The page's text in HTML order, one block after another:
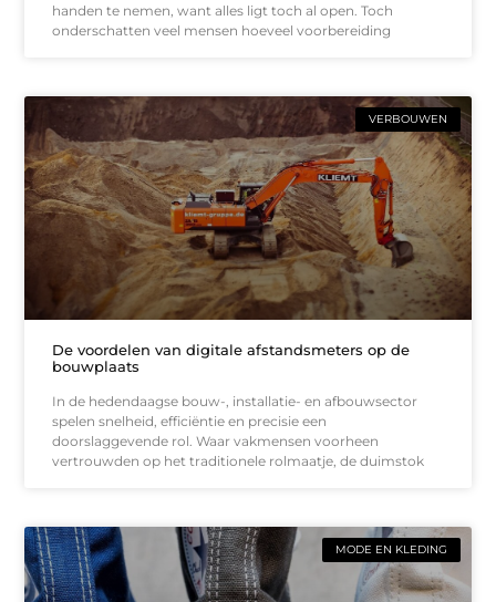
handen te nemen, want alles ligt toch al open. Toch
onderschatten veel mensen hoeveel voorbereiding
VERBOUWEN
De voordelen van digitale afstandsmeters op de
bouwplaats
In de hedendaagse bouw-, installatie- en afbouwsector
spelen snelheid, efficiëntie en precisie een
doorslaggevende rol. Waar vakmensen voorheen
vertrouwden op het traditionele rolmaatje, de duimstok
MODE EN KLEDING